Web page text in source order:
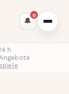
🔔
0
h